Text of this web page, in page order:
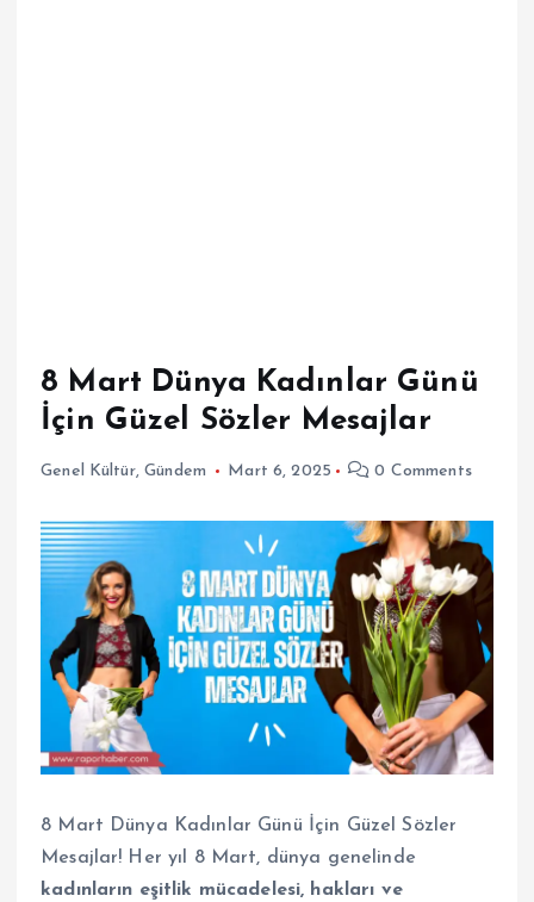
8 Mart Dünya Kadınlar Günü
İçin Güzel Sözler Mesajlar
Genel Kültür,Gündem Mart 6, 2025 0 Comments
8 Mart Dünya Kadınlar Günü İçin Güzel Sözler
Mesajlar! Her yıl 8 Mart, dünya genelinde
kadınların eşitlik mücadelesi, hakları ve